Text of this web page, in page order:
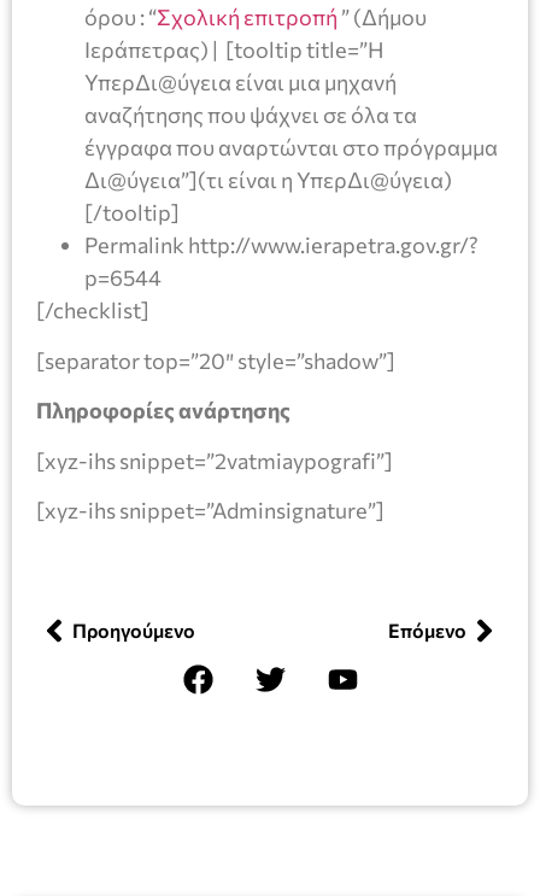
όρου : “Σχολική επιτροπή ” (Δήμου
Ιεράπετρας) | [tooltip title=”Η
ΥπερΔι@ύγεια είναι μια μηχανή
αναζήτησης που ψάχνει σε όλα τα
έγγραφα που αναρτώνται στο πρόγραμμα
Δι@ύγεια”](τι είναι η ΥπερΔι@ύγεια)
[/tooltip]
Permalink http://www.ierapetra.gov.gr/?
p=6544
[/checklist]
[separator top=”20″ style=”shadow”]
Πληροφορίες ανάρτησης
[xyz-ihs snippet=”2vatmiaypografi”]
[xyz-ihs snippet=”Adminsignature”]
Προηγούμενο Επόμενο